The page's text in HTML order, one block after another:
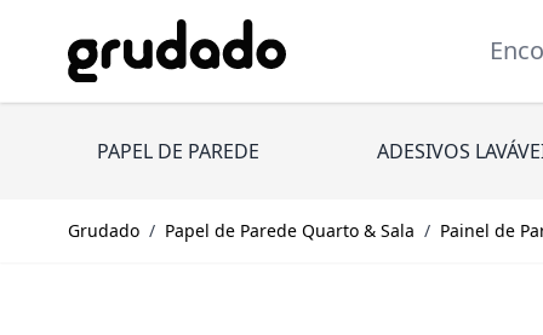
Pular para o conteúdo
PAPEL DE PAREDE ADESIVOS
Grudado / Papel de Parede Quarto & Sala / Painel de